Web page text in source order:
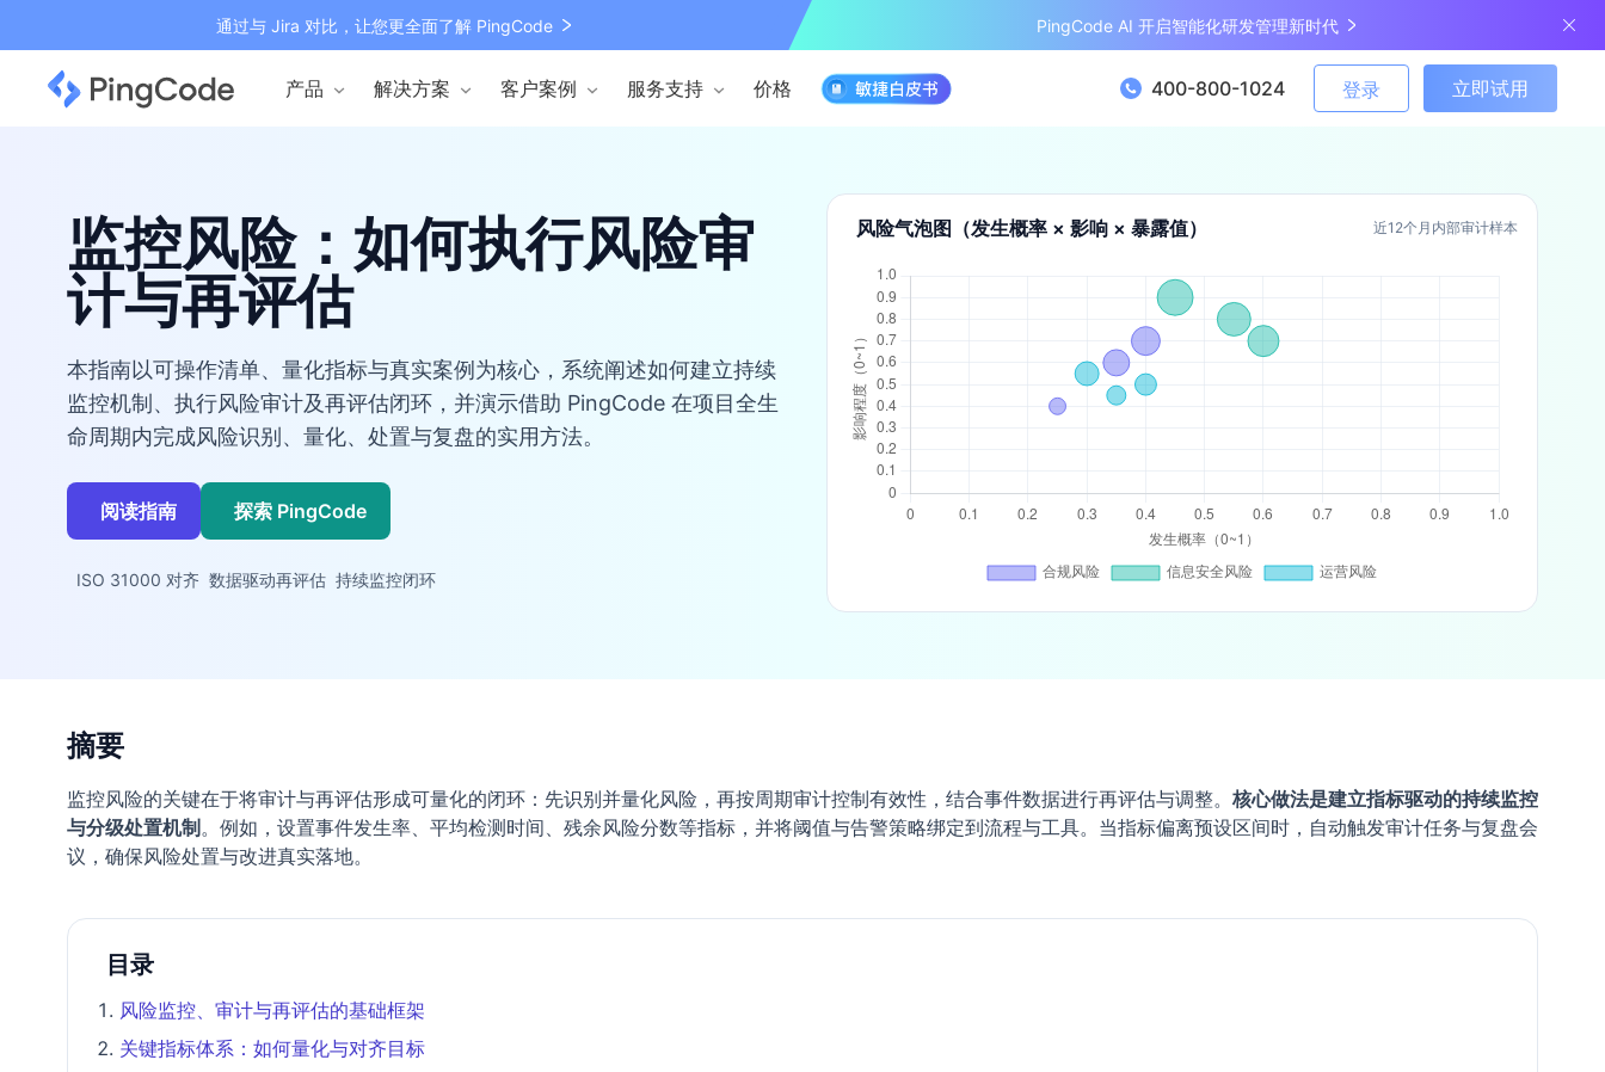
通过与 Jira 对比，让您更全面了解 PingCode PingCode AI 开启智能化研发管理新时代
产品 解决方案 客户案例 服务支持 价格 400-800-1024 登录 立即试用
监控风险：如何执行风险审
计与再评估
本指南以可操作清单、量化指标与真实案例为核心，系统阐述如何建立持续
监控机制、执行风险审计及再评估闭环，并演示借助 PingCode 在项目全生
命周期内完成风险识别、量化、处置与复盘的实用方法。
阅读指南 探索 PingCode
ISO 31000 对齐 数据驱动再评估 持续监控闭环
风险气泡图（发生概率 × 影响 × 暴露值） 近12个月内部审计样本
摘要
监控风险的关键在于将审计与再评估形成可量化的闭环：先识别并量化风险，再按周期审计控制有效性，结合事件数据进行再评估与调整。 核心做法是建立指标驱动的持续监控
与分级处置机制 。例如，设置事件发生率、平均检测时间、残余风险分数等指标，并将阈值与告警策略绑定到流程与工具。当指标偏离预设区间时，自动触发审计任务与复盘会
议，确保风险处置与改进真实落地。
目录
风险监控、审计与再评估的基础框架
关键指标体系：如何量化与对齐目标